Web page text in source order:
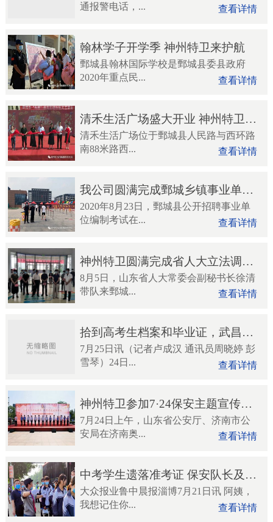
通报警电话，...
查看详情
翰林学子开学季 神州特卫来护航
鄄城县翰林国际学校是鄄城县委县政府
2020年重点民...
查看详情
清禾生活广场盛大开业 神州特卫倾情守护
清禾生活广场位于鄄城县人民路与西环路
南88米路西...
查看详情
我公司圆满完成鄄城乡镇事业单位编制笔试安保工作
2020年8月23日，鄄城县公开招聘事业单
位编制考试在...
查看详情
神州特卫圆满完成省人大立法调研组到鄄城县人民医院立法...
8月5日，山东省人大常委会副秘书长徐清
带队来鄄城...
查看详情
拾到高考生档案和毕业证，武昌公园保安物归原主
7月25日讯（记者卢成汉 通讯员周晓婷 彭
雪琴）24日...
查看详情
神州特卫参加7·24保安主题宣传日活动
7月24日上午，山东省公安厅、济南市公
安局在济南奥...
查看详情
中考学生遗落准考证 保安队长及时提醒
大众报业鲁中晨报淄博7月21日讯 阿姨，
我想记住你...
查看详情